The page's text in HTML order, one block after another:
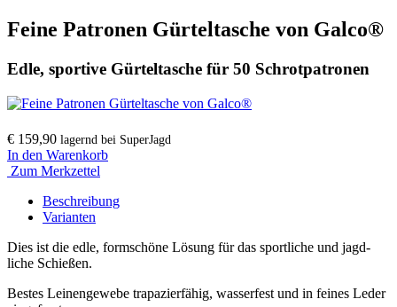
Feine Patronen Gürteltasche von Galco®
Edle, sportive Gürteltasche für 50 Schrotpatronen
€ 159,90 lagernd bei SuperJagd
In den Warenkorb
Zum Merkzettel
Beschreibung
Varianten
Dies ist die edle, form­schöne Lösung für das sport­liche und jagd­
liche Schießen.
Bestes Leinengewebe trapazierfähig, wasserfest und in feines Leder